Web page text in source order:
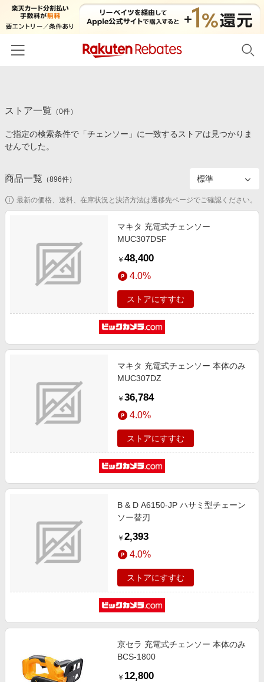
カテゴリー一覧
百貨店・総合ECモール
食品・スイーツ・お酒
コスメ・健康・医薬品
家電・PC・スマホ・カメラ
スポーツ・アウトドア・ゴルフ
旅行・レジャー・ホテル予約
金融・マネー・保険
デジタルコンテンツ
ビジネス・その他サービス
イベント一覧
初回購入者限定特典
対象ストア新規限定特典
楽天ペイ導入ストア
楽天サービス特集
わくわく夏特集
とことん買い物チャレンジ
Samsung ボーナスキャンペーン
週末の高還元 夏の長期版
ストア一覧 （0件）
ご指定の検索条件で「チェンソー」に一致するストアは見つかりま
せんでした。
商品一覧 （896件）
最新の価格、送料、在庫状況と決済方法は遷移先ページでご確認ください。
マキタ 充電式チェンソー
MUC307DSF
￥ 48,400
4.0%
ストアにすすむ
マキタ 充電式チェンソー 本体のみ
MUC307DZ
￥ 36,784
4.0%
ストアにすすむ
B & D A6150-JP ハサミ型チェーン
ソー替刃
￥ 2,393
4.0%
ストアにすすむ
京セラ 充電式チェンソー 本体のみ
BCS-1800
￥ 12,800